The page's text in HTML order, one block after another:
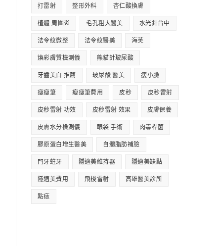
打雷射 整形外科 杏仁酸換膚
植體 周圍炎 毛孔粗大醫美 水光針台中
法令紋微整 法令紋醫美 海芙
煥彩膚質檢測儀 熊貓針玻尿酸
牙齒美白 推薦 玻尿酸 醫美 瘦小臉
瘦瘦筆 瘦瘦筆費用 皮秒 皮秒雷射
皮秒雷射 功效 皮秒雷射 效果 皮膚保養
皮膚水分檢測儀 眼袋 手術 肉毒桿菌
膠原蛋白增生醫美 自體脂肪補臉
門牙蛀牙 隱適美維持器 隱適美缺點
隱適美費用 飛梭雷射 高雄醫美診所
點痣